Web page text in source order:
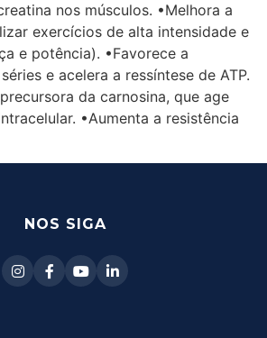
nos músculos. •Melhora a
exercícios de alta intensidade e
e potência). •Favorece a
e acelera a ressíntese de ATP.
da carnosina, que age
•Aumenta a resistência
NOS SIGA